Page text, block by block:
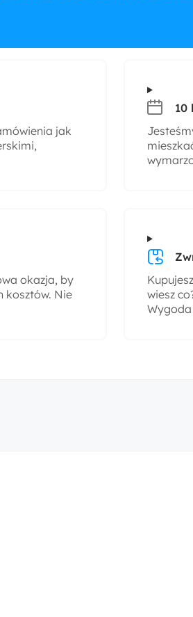
jak
10
okazja, by
kosztów. Nie
wiesz
Wygoda